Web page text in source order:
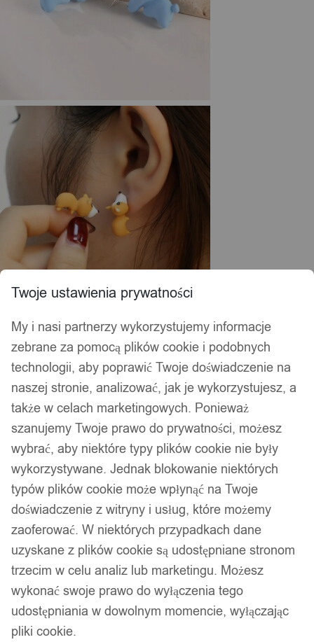
Twoje ustawienia prywatności
My i nasi partnerzy wykorzystujemy informacje
zebrane za pomocą plików cookie i podobnych
technologii, aby poprawić Twoje doświadczenie na
naszej stronie, analizować, jak je wykorzystujesz, a
także w celach marketingowych. Ponieważ
szanujemy Twoje prawo do prywatności, możesz
wybrać, aby niektóre typy plików cookie nie były
wykorzystywane. Jednak blokowanie niektórych
typów plików cookie może wpłynąć na Twoje
doświadczenie z witryny i usług, które możemy
zaoferować. W niektórych przypadkach dane
uzyskane z plików cookie są udostępniane stronom
trzecim w celu analiz lub marketingu. Możesz
wykonać swoje prawo do wyłączenia tego
udostępniania w dowolnym momencie, wyłączając
pliki cookie.